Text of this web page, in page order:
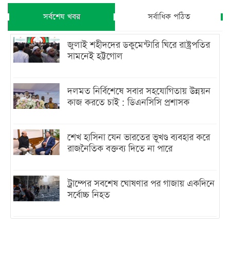
সর্বশেষ খবর সর্বাধিক পঠিত
জুলাই শহীদদের ডকুমেন্টারি ঘিরে রাষ্ট্রপতির
সামনেই হট্টগোল
দলমত নির্বিশেষে সবার সহযোগিতায় উন্নয়ন
কাজ করতে চাই : ডিএনসিসি প্রশাসক
শেখ হাসিনা যেন ভারতের ভূখণ্ড ব্যবহার করে
রাজনৈতিক বক্তব্য দিতে না পারে
ট্রাম্পের সবশেষ ঘোষণার পর গাজায় একদিনে
সর্বোচ্চ নিহত